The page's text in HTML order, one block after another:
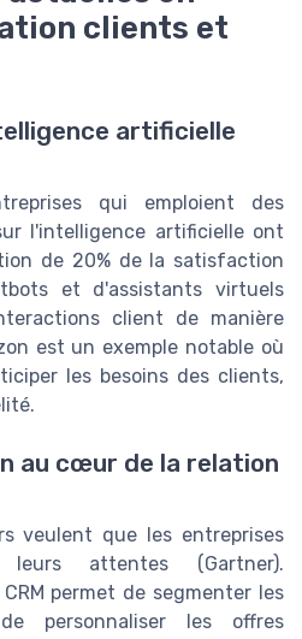
clients et
artificielle
qui emploient des
l'intelligence artificielle ont
de 20% de la satisfaction
et d'assistants virtuels
client de manière
est un exemple notable où
les besoins des clients,
au cœur de la relation
veulent que les entreprises
leurs attentes (Gartner).
permet de segmenter les
personnaliser les offres